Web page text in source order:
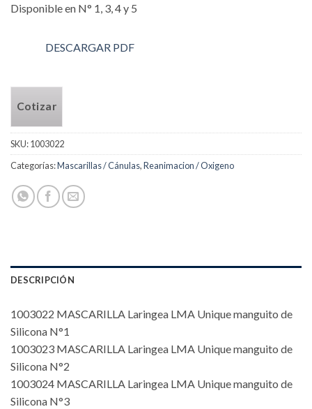
Disponible en N° 1, 3, 4 y 5
DESCARGAR PDF
Cotizar
SKU:1003022
Categorías:Mascarillas / Cánulas,Reanimacion / Oxigeno
DESCRIPCIÓN
1003022 MASCARILLA Laringea LMA Unique manguito de
Silicona N°1
1003023 MASCARILLA Laringea LMA Unique manguito de
Silicona N°2
1003024 MASCARILLA Laringea LMA Unique manguito de
Silicona N°3